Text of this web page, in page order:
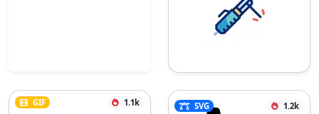
GIF 1.1k SVG 1.2k